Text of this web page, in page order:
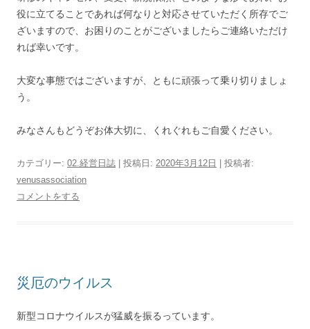
役に立てることであれば何なりと対応させていただく所存でご
ざいますので、お困りのことがございましたらご連絡いただけ
れば幸いです。
大変な事態ではございますが、ともに頑張って乗り切りましょ
う。
みなさんもどうぞお体大切に、くれぐれもご自愛ください。
カテゴリー: 02.経営日誌 | 投稿日: 2020年3月12日
投稿者:
venusassociation
コメントをする
災厄のウイルス
新型コロナウイルスが猛威を振るっています。